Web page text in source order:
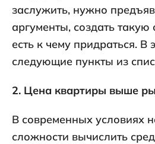
заслужить, нужно
аргументы, создать такую
есть к чему придраться. В
следующие пункты из
2. Цена квартиры выше
В современных условиях
сложности вычислить